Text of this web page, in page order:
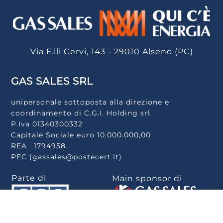
Via F.lli Cervi, 143 - 29010 Alseno (PC)
GAS SALES SRL
unipersonale sottoposta alla direzione e
coordinamento di C.G.I. Holding srl
P.Iva 01340300332
Capitale Sociale euro 10.000.000,00
REA : 1794958
PEC (gassales@postecert.it)
Parte di Main sponsor di